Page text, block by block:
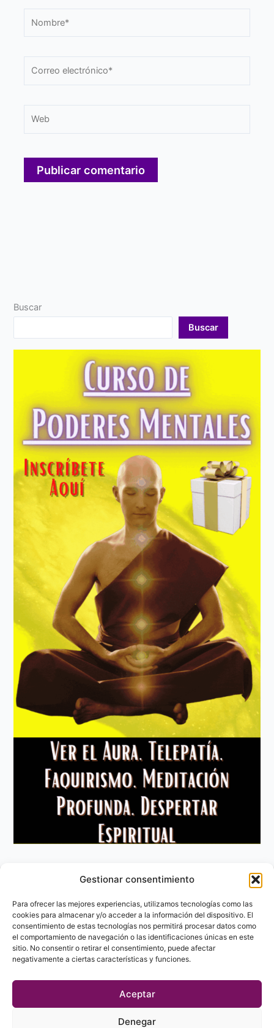
Gestionar consentimiento
Para ofrecer las mejores experiencias, utilizamos tecnologías como las
cookies para almacenar y/o acceder a la información del dispositivo. El
consentimiento de estas tecnologías nos permitirá procesar datos como
el comportamiento de navegación o las identificaciones únicas en este
sitio. No consentir o retirar el consentimiento, puede afectar
negativamente a ciertas características y funciones.
Aceptar
Denegar
electrónico*
Buscar
Buscar
Aviso Legal
Política de privacidad
Política de Cookies
Contacto